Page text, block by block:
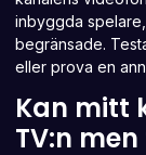
inbyggda
begränsade.
eller prova en
Kan mitt
TV:n